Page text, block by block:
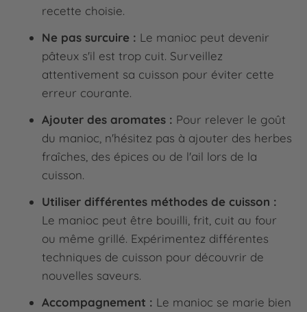
recette choisie.
Ne pas surcuire : Le manioc peut devenir
pâteux s'il est trop cuit. Surveillez
attentivement sa cuisson pour éviter cette
erreur courante.
Ajouter des aromates : Pour relever le goût
du manioc, n'hésitez pas à ajouter des herbes
fraîches, des épices ou de l'ail lors de la
cuisson.
Utiliser différentes méthodes de cuisson :
Le manioc peut être bouilli, frit, cuit au four
ou même grillé. Expérimentez différentes
techniques de cuisson pour découvrir de
nouvelles saveurs.
Accompagnement : Le manioc se marie bien